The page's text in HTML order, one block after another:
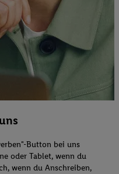
Button bei uns
oder Tablet, wenn du
wenn du Anschreiben,